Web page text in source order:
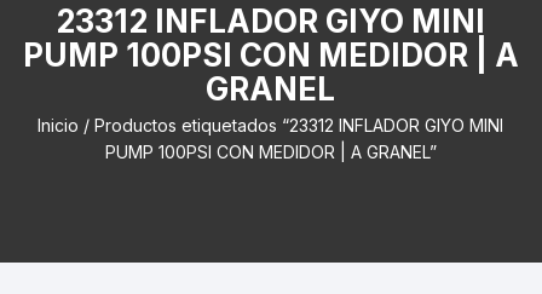
23312 INFLADOR GIYO MINI
PUMP 100PSI CON MEDIDOR | A
GRANEL
Inicio / Productos etiquetados “23312 INFLADOR GIYO MINI
PUMP 100PSI CON MEDIDOR | A GRANEL”